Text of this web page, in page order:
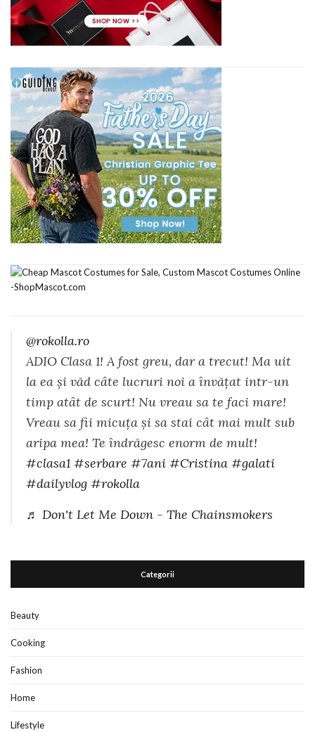
@rokolla.ro
ADIO Clasa 1! A fost greu, dar a trecut! Ma uit
la ea și văd câte lucruri noi a învățat intr-un
timp atât de scurt! Nu vreau sa te faci mare!
Vreau sa fii micuța și sa stai cât mai mult sub
aripa mea! Te îndrăgesc enorm de mult!
#clasa1 #serbare #7ani #Cristina #galati
#dailyvlog #rokolla
♬ Don't Let Me Down - The Chainsmokers
Categorii
Beauty
Cooking
Fashion
Home
Lifestyle